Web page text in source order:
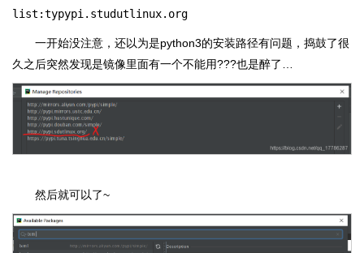
list:typypi.studutlinux.org
一开始没注意，还以为是python3的安装路径有问题，捣鼓了很
久之后突然发现是镜像里面有一个不能用???也是醉了…
然后就可以了~